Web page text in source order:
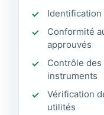
Conformité
approuvés
Contrôle
instruments
Vérification
utilités